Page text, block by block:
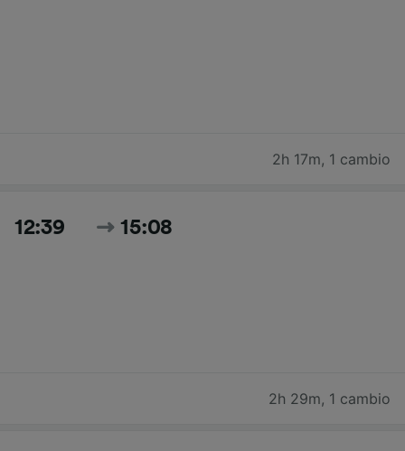
2h 17m, 1 cambio
12:39 15:08
2h 29m, 1 cambio